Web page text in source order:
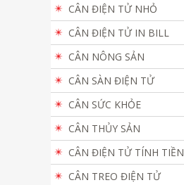
CÂN ĐIỆN TỬ NHỎ
CÂN ĐIỆN TỬ IN BILL
CÂN NÔNG SẢN
CÂN SÀN ĐIỆN TỬ
CÂN SỨC KHỎE
CÂN THỦY SẢN
CÂN ĐIỆN TỬ TÍNH TIỀN
CÂN TREO ĐIỆN TỬ